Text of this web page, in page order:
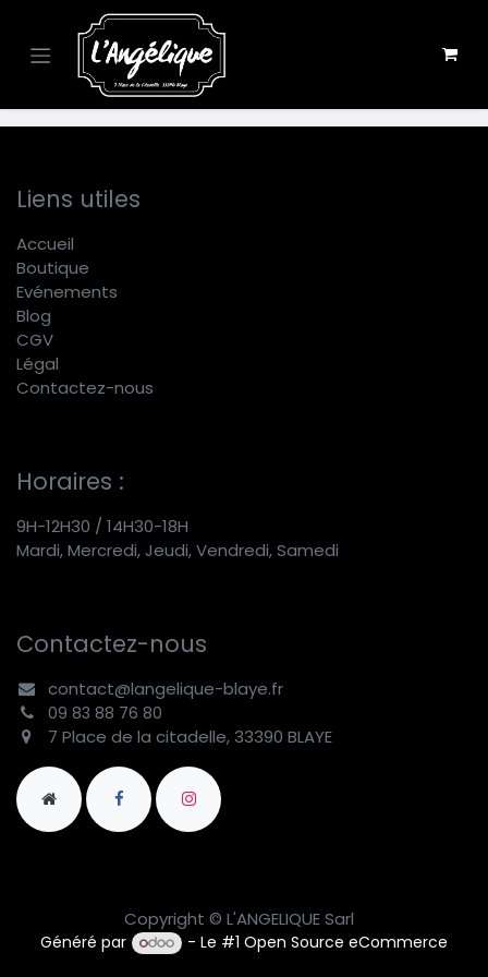
Se rendre au contenu
Liens utiles
Accueil
Boutique
Evénements
Blog
CGV
Légal
Contactez-nous
Horaires :
9H-12H30 / 14H30-18H
Mardi, Mercredi, Jeudi, Vendredi, Samedi
Contactez-nous
contact@langelique-blaye.fr
09 83 88 76 80
7 Place de la citadelle, 33390 BLAYE
Copyright © L'ANGELIQUE Sarl
Généré par - Le #1Open Source eCommerce